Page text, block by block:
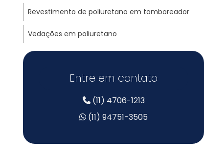
Revestimento de poliuretano em tamboreador
Vedações em poliuretano
Entre em contato
(11) 4706-1213
(11) 94751-3505